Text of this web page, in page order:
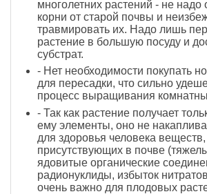
многолетних растений - не надо
корни от старой почвы и
травмировать их. Надо лишь
растение в большую посуду и
субстрат.
- Нет необходимости покупать
для пересадки, что сильно
процесс выращивания
- Так как растение получает
ему элементы, оно не
для здоровья человека
присутствующих в почве
ядовитые органические
радионуклиды, избыток
очень важно для плодовых